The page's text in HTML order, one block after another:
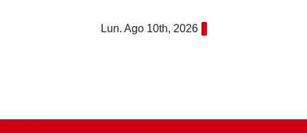
Lun. Ago 10th, 2026